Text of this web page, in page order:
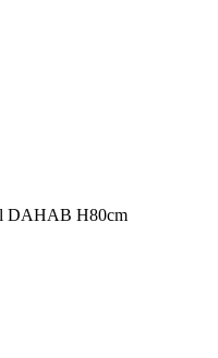
DAHAB H80cm